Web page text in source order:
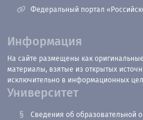
Федеральный портал
Информация
На сайте размещены как
материалы, взятые из открытых
исключительно в информационных
Университет
Сведения об образовательной